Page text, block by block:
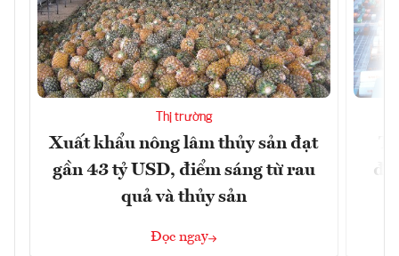
Thị trường
Xuất khẩu nông lâm thủy sản đạt
gần 43 tỷ USD, điểm sáng từ rau
quả và thủy sản
Đọc ngay